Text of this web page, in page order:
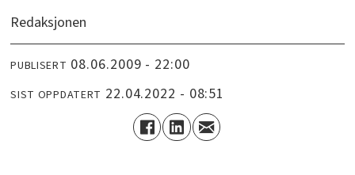
Redaksjonen
PUBLISERT 08.06.2009 - 22:00
SIST OPPDATERT 22.04.2022 - 08:51